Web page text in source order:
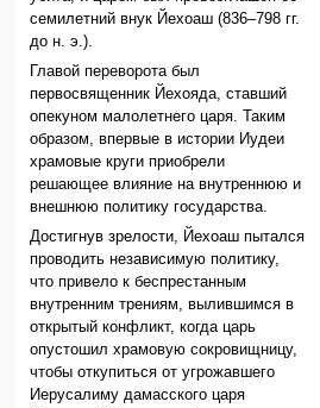
семилетний внук Йехоаш (836–798 гг.
до н. э.).
Главой переворота был
первосвященник Йехояда, ставший
опекуном малолетнего царя. Таким
образом, впервые в истории Иудеи
храмовые круги приобрели
решающее влияние на внутреннюю и
внешнюю политику государства.
Достигнув зрелости, Йехоаш пытался
проводить независимую политику,
что привело к беспрестанным
внутренним трениям, вылившимся в
открытый конфликт, когда царь
опустошил храмовую сокровищницу,
чтобы откупиться от угрожавшего
Иерусалиму дамасского царя